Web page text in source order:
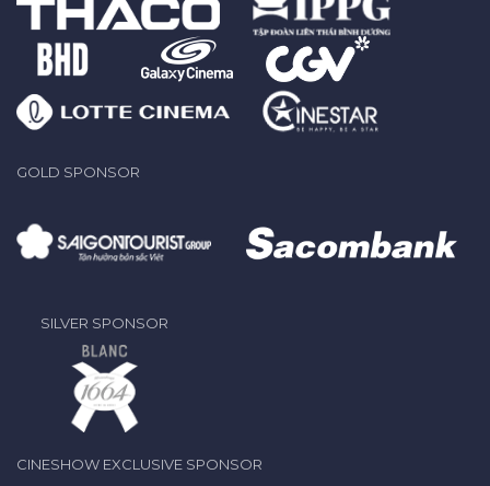
GOLD SPONSOR
SILVER SPONSOR
CINESHOW EXCLUSIVE SPONSOR